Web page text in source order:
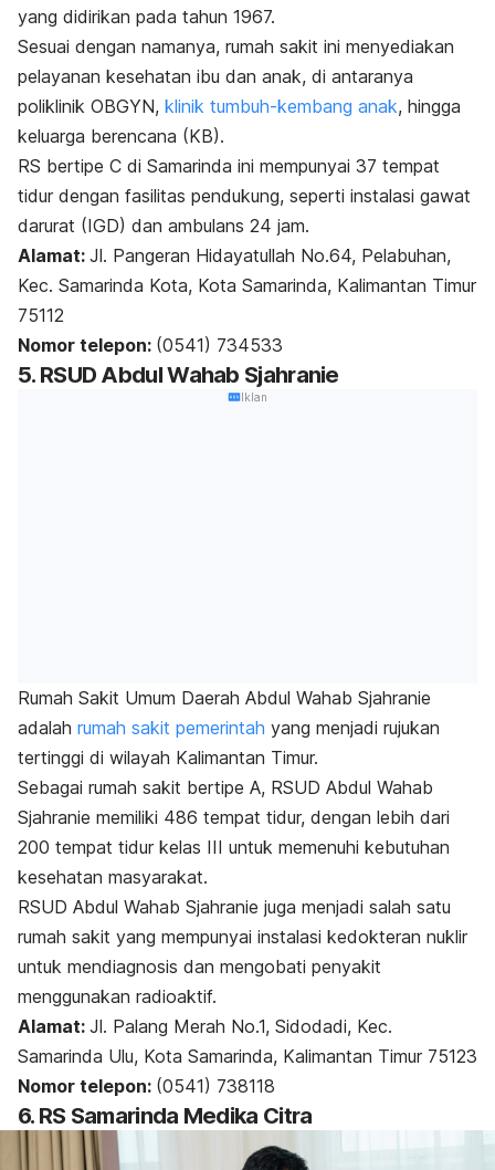
yang didirikan pada tahun 1967.
Sesuai dengan namanya, rumah sakit ini menyediakan
pelayanan kesehatan ibu dan anak, di antaranya
poliklinik OBGYN, klinik tumbuh-kembang anak, hingga
keluarga berencana (KB).
RS bertipe C di Samarinda ini mempunyai 37 tempat
tidur dengan fasilitas pendukung, seperti instalasi gawat
darurat (IGD) dan ambulans 24 jam.
Alamat: Jl. Pangeran Hidayatullah No.64, Pelabuhan,
Kec. Samarinda Kota, Kota Samarinda, Kalimantan Timur
75112
Nomor telepon: (0541) 734533
5. RSUD Abdul Wahab Sjahranie
Iklan
Rumah Sakit Umum Daerah Abdul Wahab Sjahranie
adalah rumah sakit pemerintah yang menjadi rujukan
tertinggi di wilayah Kalimantan Timur.
Sebagai rumah sakit bertipe A, RSUD Abdul Wahab
Sjahranie memiliki 486 tempat tidur, dengan lebih dari
200 tempat tidur kelas III untuk memenuhi kebutuhan
kesehatan masyarakat.
RSUD Abdul Wahab Sjahranie juga menjadi salah satu
rumah sakit yang mempunyai instalasi kedokteran nuklir
untuk mendiagnosis dan mengobati penyakit
menggunakan radioaktif.
Alamat: Jl. Palang Merah No.1, Sidodadi, Kec.
Samarinda Ulu, Kota Samarinda, Kalimantan Timur 75123
Nomor telepon: (0541) 738118
6. RS Samarinda Medika Citra